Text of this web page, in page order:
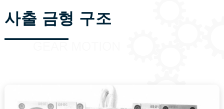
사출 금형 구조